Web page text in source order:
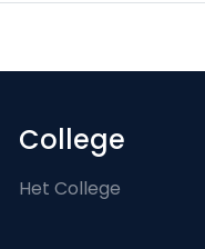
College
Het College